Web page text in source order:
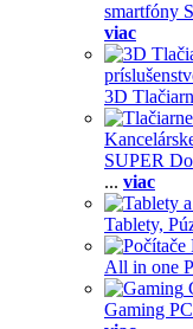
smartfóny
viac
3D
SUPER
... viac
Tablety,
All in one
Gaming